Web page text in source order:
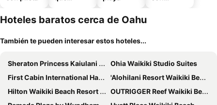
mascotas
Hoteles baratos cerca de Oahu
También te pueden interesar estos hoteles...
Sheraton Princess Kaiulani Waikiki Beach
Ohia Waikiki Studio Suites
First Cabin International Hawaii
'Alohilani Resort Waikiki Beach
Hilton Waikiki Beach Resort & Spa
OUTRIGGER Reef Waikiki Beach Resort